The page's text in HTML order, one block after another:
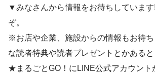
▼みなさんから情報をお待ちしています
ぞ。
※お店や企業、施設からの情報もお待ち
な読者特典や読者プレゼントとかあると
★まるごとGO！にLINE公式アカウント